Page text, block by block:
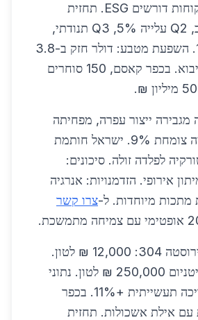
קיימות: 60% לקוחות דורשים ESG. תחזית
רבעונית: Q1 יציב, Q2 עלייה 5%, Q3 תנודתי,
Q4 צמיחה 10%. השפעת מטבע: דולר חזק ב-3.8
₪ מגדיל עלויות יבוא. בכפר קאסם, 150 סוחרים
מגבירה ייצור עפרה, מפחיתה
תלות בסין. אינדיה צומחת 9%. ישראל חותמת
לפלדה זולה. סיכונים:
4%, מיתון אירופי. הזדמנויות: אנרגיה
מיוחדות. ל-צרו קשר
הרחבה: מחירי נירוסטה 304: 12,000 ₪ לטון.
ביקוש תעופה: טיטניום 250,000 ₪ לטון. נתוני
למ"ס 2026: צריכה תעשייתית +11%. בכפר
עם אילת אשכולות. תחזית